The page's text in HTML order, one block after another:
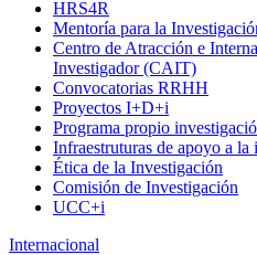
HRS4R
Mentoría para la
Centro de Atracción e
Investigador (CAIT)
Convocatorias RRHH
Proyectos I+D+i
Programa propio
Infraestruturas de apoyo a la
Ética de la Investigación
Comisión de Investigación
UCC+i
Internacional